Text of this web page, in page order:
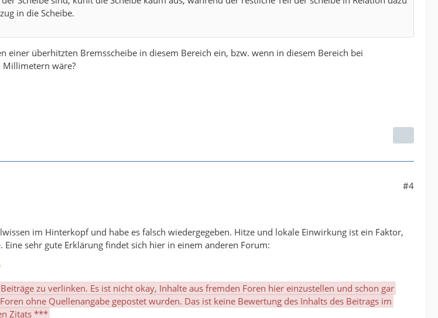
in die Scheibe.
einer überhitzten Bremsscheibe in diesem Bereich ein, bzw. wenn in diesem Bereich bei
Millimetern wäre?
#4
im Hinterkopf und habe es falsch wiedergegeben. Hitze und lokale Einwirkung ist ein Faktor,
Eine sehr gute Erklärung findet sich hier in einem anderen Forum:
zu verlinken. Es ist nicht okay, Inhalte aus fremden Foren hier einzustellen und schon gar
ohne Quellenangabe gepostet wurden. Das ist keine Bewertung des Inhalts des Beitrags im
Zitats ***